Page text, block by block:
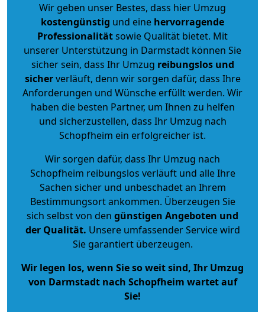
Wir geben unser Bestes, dass hier Umzug
kostengünstig und eine hervorragende
Professionalitätsowie Qualität bietet. Mit
unserer Unterstützung in Darmstadt können Sie
sicher sein, dass Ihr Umzug reibungslos und
sicherverläuft, denn wir sorgen dafür, dass Ihre
Anforderungen und Wünsche erfüllt werden. Wir
haben die besten Partner, um Ihnen zu helfen
und sicherzustellen, dass Ihr Umzug nach
Schopfheim ein erfolgreicher ist.
Wir sorgen dafür, dass Ihr Umzug nach
Schopfheim reibungslos verläuft und alle Ihre
Sachen sicher und unbeschadet an Ihrem
Bestimmungsort ankommen. Überzeugen Sie
sich selbst von den günstigen Angeboten und
der Qualität. Unsere umfassender Service wird
Sie garantiert überzeugen.
Wir legen los, wenn Sie so weit sind, Ihr Umzug
von Darmstadt nach Schopfheim wartet auf
Sie!